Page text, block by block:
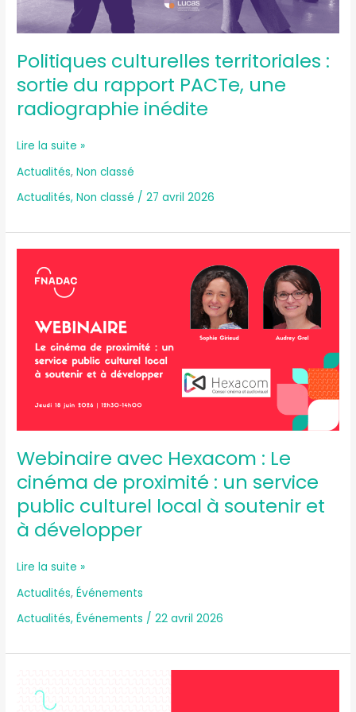
Politiques culturelles territoriales :
sortie du rapport PACTe, une
radiographie inédite
Lire la suite »
Actualités,Non classé
Actualités,Non classé /27 avril 2026
Webinaire avec Hexacom : Le
cinéma de proximité : un service
public culturel local à soutenir et
à développer
avec
Hexacom
cinéma
proximité
service
public
culturel
local
à
soutenir
et
développer
Lire la suite »
Actualités,Événements
Actualités,Événements /22 avril 2026